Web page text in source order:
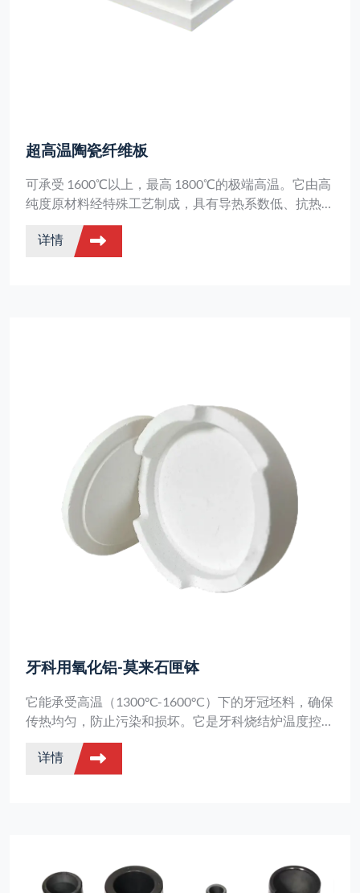
超高温陶瓷纤维板
可承受 1600℃以上，最高 1800℃的极端高温。它由高
纯度原材料经特殊工艺制成，具有导热系数低、抗热震
性强、重量轻等特点，是一种核心隔热材料。
详情
牙科用氧化铝-莫来石匣钵
它能承受高温（1300°C-1600°C）下的牙冠坯料，确保
传热均匀，防止污染和损坏。它是牙科烧结炉温度控制
和牙冠质量的重要保证。
详情